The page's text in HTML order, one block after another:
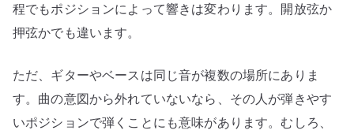
程でもポジションによって響きは変わります。開放弦か
押弦かでも違います。
ただ、ギターやベースは同じ音が複数の場所にありま
す。曲の意図から外れていないなら、その人が弾きやす
いポジションで弾くことにも意味があります。むしろ、